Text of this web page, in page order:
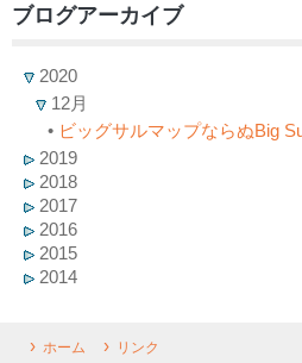
ブログアーカイブ
2020
12月
• ビッグサルマップならぬBig
2019
2018
2017
2016
2015
2014
ホーム リンク